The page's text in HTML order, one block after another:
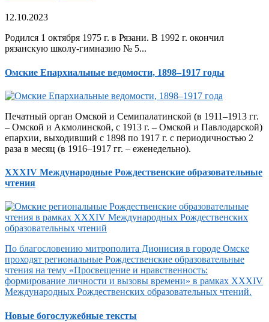
12.10.2023
Родился 1 октября 1975 г. в Рязани. В 1992 г. окончил
рязанскую школу-гимназию № 5...
Омские Епархиальные ведомости, 1898–1917 годы
Печатный орган Омской и Семипалатинской (в 1911–1913 гг.
– Омской и Акмолинской, с 1913 г. – Омской и Павлодарской)
епархии, выходивший с 1898 по 1917 г. с периодичностью 2
раза в месяц (в 1916–1917 гг. – еженедельно).
XXXIV Международные Рождественские образовательные
чтения
По благословению митрополита Дионисия в городе Омске
проходят региональные Рождественские образовательные
чтения на тему «Просвещение и нравственность:
формирование личности и вызовы времени» в рамках XXXIV
Международных Рождественских образовательных чтений.
Новые богослужебные тексты